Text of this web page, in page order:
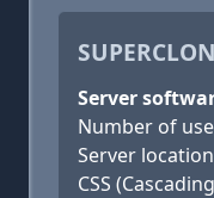
Server
Number of
Server
CSS